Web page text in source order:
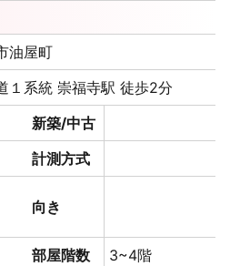
油屋町
１系統 崇福寺駅 徒歩2分
新築/中古
計測方式
向き
部屋階数
3~4階